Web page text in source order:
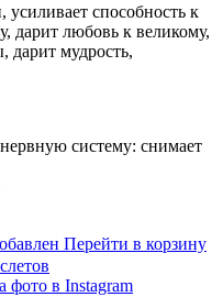
способность к
дарит любовь к великому,
дарит мудрость,
систему: снимает
Перейти в корзину
фото в Instagram